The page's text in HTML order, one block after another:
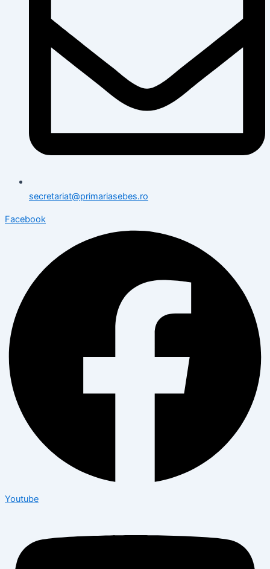
secretariat@primariasebes.ro
Facebook
Youtube